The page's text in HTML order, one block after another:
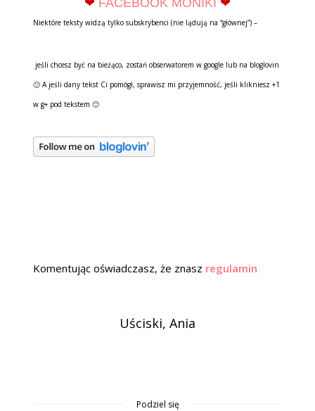
❤ FACEBOOK MONIKI ❤
Niektóre teksty widzą tylko subskrybenci (nie lądują na “głównej”) –
jeśli chcesz być na bieżąco, zostań obserwatorem w google lub na bloglovin
🙂 A jeśli dany tekst Ci pomógł, sprawisz mi przyjemność, jeśli klikniesz +1
w g+ pod tekstem 🙂
Komentując oświadczasz, że znasz regulamin
Uściski, Ania
Podziel się